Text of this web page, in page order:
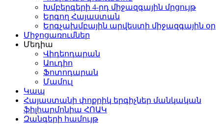
Խմբերգերի 4-րդ միջազգային մրցույթ
Երգող Հայաստան
Երգչախմբային արվեստի միջազգային օր
Միջոցառումներ
Մեդիա
Վիդեոդարան
Աուդիո
Ֆոտոդարան
Մամուլ
Կապ
Հայաստանի փոքրիկ երգիչներ մանկական
ֆիլհարմոնիա ՀՈԱԿ
Զանգերի համույթ